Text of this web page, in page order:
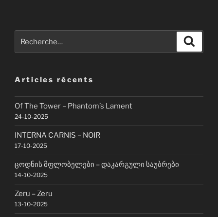
pour
Articles récents
Of The Tower – Phantom’s Lament
24-10-2025
INTERNA CARNIS – NOIR
17-10-2025
ცოდნის მფლობელები – დაკარგული საუბრები
14-10-2025
Zeru – Zeru
13-10-2025